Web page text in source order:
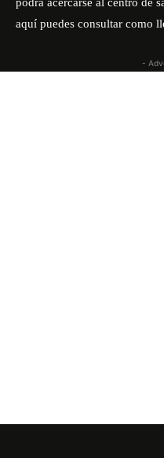
aquí puedes consultar como
-